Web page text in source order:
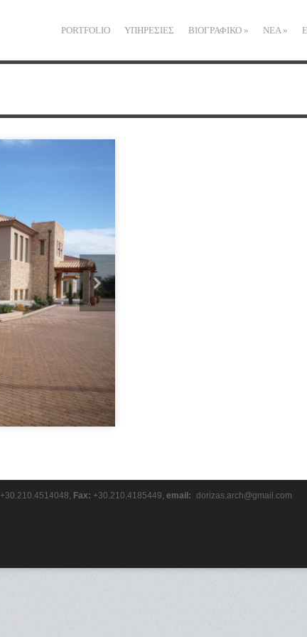
PORTFOLIO ΥΠΗΡΕΣΙΕΣ ΒΙΟΓΡΑΦΙΚΟ » ΝΕΑ »
+30.210.4514048, Fax: +30.210.4185449, email: dorizas.arch@gmail.com